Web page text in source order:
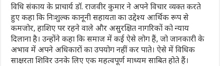
विधि संकाय के प्राचार्य डॉ. राजवीर कुमार ने अपने विचार व्यक्त करते
हुए कहा कि निःशुल्क कानूनी सहायता का उद्देश्य आर्थिक रूप से
कमजोर, हाशिए पर रहने वाले और असुरक्षित नागरिकों को न्याय
दिलाना है। उन्होंने कहा कि समाज में कई ऐसे लोग हैं, जो जानकारी के
अभाव में अपने अधिकारों का उपयोग नहीं कर पाते। ऐसे में विधिक
साक्षरता शिविर उनके लिए एक महत्वपूर्ण माध्यम साबित होते हैं।